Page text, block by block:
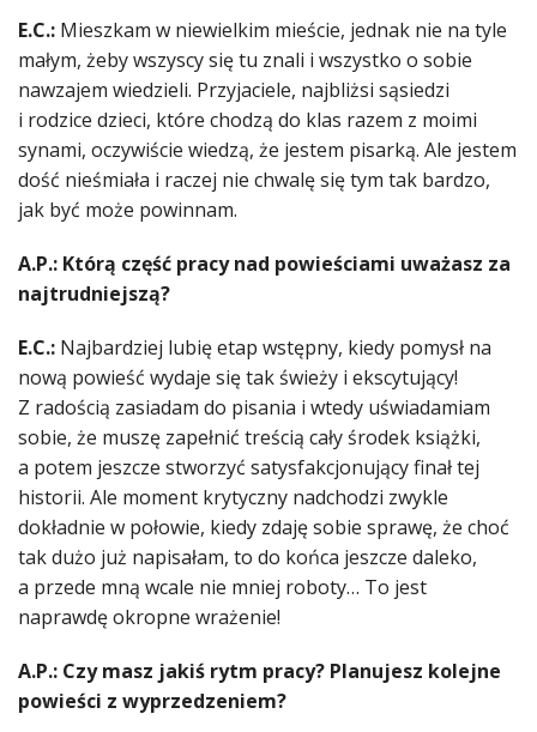
E.C.: Mieszkam w niewielkim mieście, jednak nie na tyle
małym, żeby wszyscy się tu znali i wszystko o sobie
nawzajem wiedzieli. Przyjaciele, najbliżsi sąsiedzi
i rodzice dzieci, które chodzą do klas razem z moimi
synami, oczywiście wiedzą, że jestem pisarką. Ale jestem
dość nieśmiała i raczej nie chwalę się tym tak bardzo,
jak być może powinnam.
A.P.: Którą część pracy nad powieściami uważasz za
najtrudniejszą?
E.C.: Najbardziej lubię etap wstępny, kiedy pomysł na
nową powieść wydaje się tak świeży i ekscytujący!
Z radością zasiadam do pisania i wtedy uświadamiam
sobie, że muszę zapełnić treścią cały środek książki,
a potem jeszcze stworzyć satysfakcjonujący finał tej
historii. Ale moment krytyczny nadchodzi zwykle
dokładnie w połowie, kiedy zdaję sobie sprawę, że choć
tak dużo już napisałam, to do końca jeszcze daleko,
a przede mną wcale nie mniej roboty… To jest
naprawdę okropne wrażenie!
A.P.: Czy masz jakiś rytm pracy? Planujesz kolejne
powieści z wyprzedzeniem?